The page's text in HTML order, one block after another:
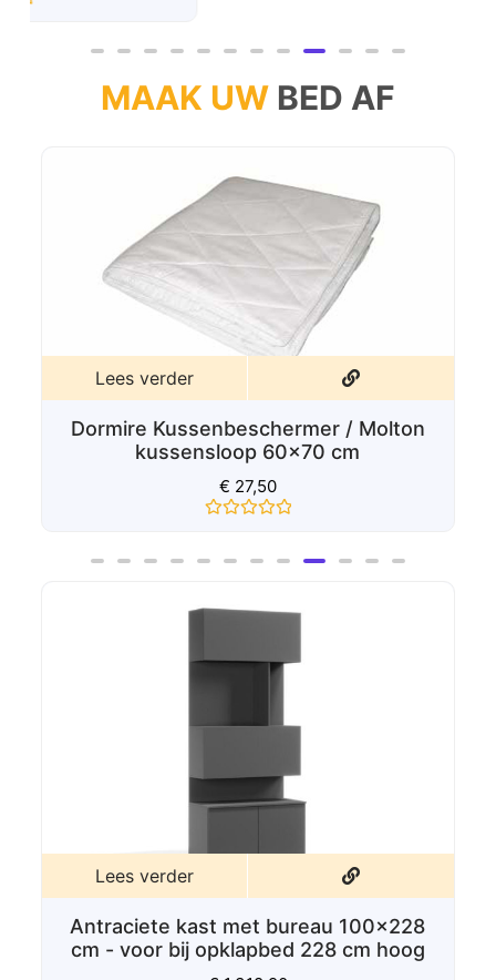
Lees verder
Dormire Texels wollen kussen 60x70
cm
€ 75,00
uit
Lees verder
Kast met bureau 100x228 cm - voor bij
opklapbed 228 cm hoog